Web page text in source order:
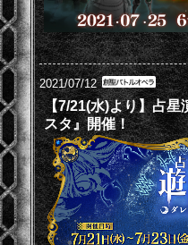
2021/07/12
【7/21(水)より】占星
スタ』開催！